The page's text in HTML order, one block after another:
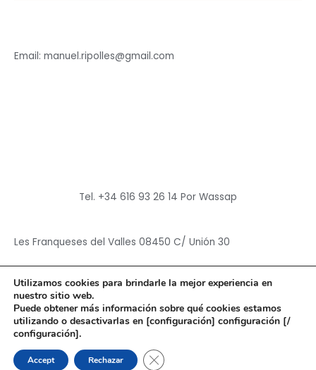
Email: manuel.ripolles@gmail.com
Tel. +34 616 93 26 14 Por Wassap
Les Franqueses del Valles 08450 C/ Unión 30
Copyright © 2026Hun Yuan Chen
Powered byHun Yuan Chen
Utilizamos cookies para brindarle la mejor experiencia en
nuestro sitio web.
Puede obtener más información sobre qué cookies estamos
utilizando o desactivarlas en [configuración] configuración [/
configuración].
Accept Rechazar CERRAR EL BANNER DE